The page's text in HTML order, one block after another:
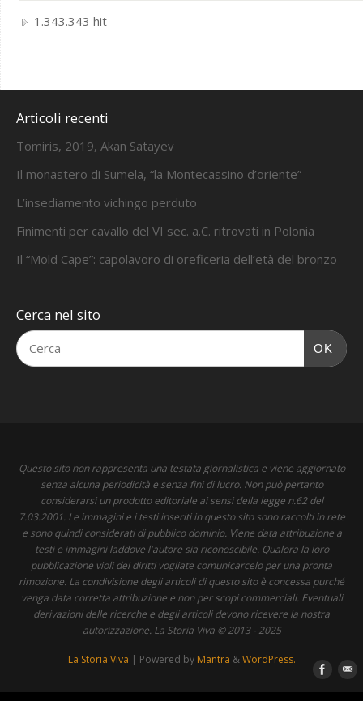
1.343.343 hit
Articoli recenti
Tomiris, 2019, Akan Satayev
Il monastero di Sumela, “la Montecassino d’oriente”
L’insediamento vichingo perduto
Finimenti per cavallo del VI sec. a.C. ritrovati in Polonia
Il “Mold Cape”: capolavoro di oreficeria dell’età del bronzo
Cerca nel sito
OK
Questo sito non rappresenta una testata giornalistica e viene aggiornato
senza alcuna periodicità e senza fini di lucro. Non può pertanto
considerarsi un prodotto editoriale ai sensi della legge n.62 del
7.03.2001. Le immagini e i testi inseriti in questo sito sono raccolti in rete
e sono quindi considerati di pubblico dominio. Viene data attribuzione a
testi e immagini laddove l'autore sia riconoscibile. Qualora la loro
pubblicazione violi dei diritti vogliate comunicarcelo per una pronta
rimozione. La condivisione degli articoli di questo sito è concessa purché
venga data corretta attribuzione e non per scopi commerciali. Eventuali
derivazioni delle ricerche e degli articoli devono ricevere la nostra
autorizzazione. La Storia Viva © 2013 - 2025
La Storia Viva | Powered by Mantra &WordPress.